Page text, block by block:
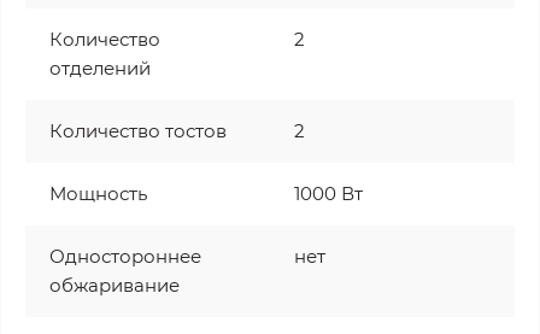
Количество
отделений
2
Количество тостов 2
Мощность 1000 Вт
Одностороннее
обжаривание
нет